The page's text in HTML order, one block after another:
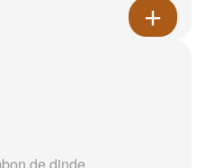
de dinde,